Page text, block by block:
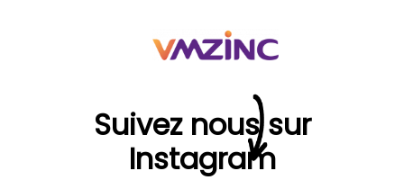
Suivez nous sur
Instagram